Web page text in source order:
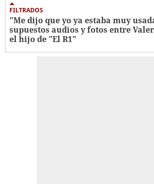
FILTRADOS
"Me dijo que yo ya estaba muy
supuestos audios y fotos entre
el hijo de "El R1"